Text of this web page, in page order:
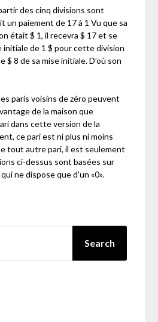
des cinq divisions sont
un paiement de 17 à 1 Vu que sa
était $ 1, il recevra $ 17 et se
initiale de 1 $ pour cette division
$ 8 de sa mise initiale. D’où son
paris voisins de zéro peuvent
de la maison que
dans cette version de la
ce pari est ni plus ni moins
tout autre pari, il est seulement
ci-dessus sont basées sur
ne dispose que d’un «0».
Search